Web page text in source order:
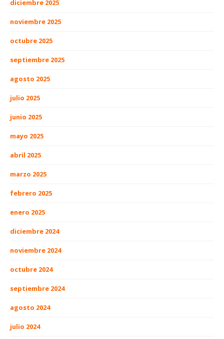
diciembre 2025
noviembre 2025
octubre 2025
septiembre 2025
agosto 2025
julio 2025
junio 2025
mayo 2025
abril 2025
marzo 2025
febrero 2025
enero 2025
diciembre 2024
noviembre 2024
octubre 2024
septiembre 2024
agosto 2024
julio 2024